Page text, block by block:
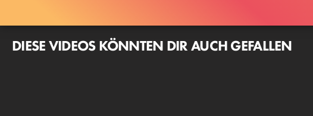
DIESE VIDEOS KÖNNTEN DIR AUCH GEFALLEN